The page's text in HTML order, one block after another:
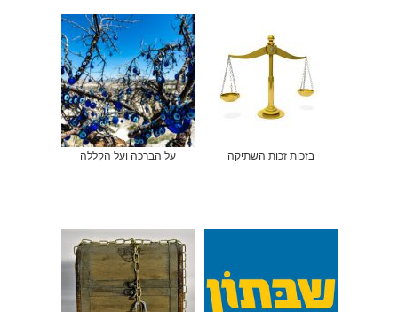
בזכות זכות השתיקה על הברכה ועל הקללה